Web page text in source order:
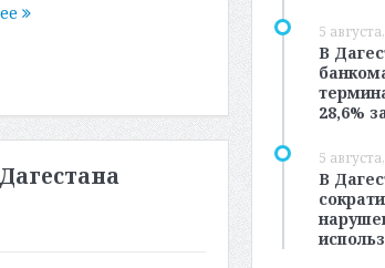
5
В
28,6%
5
В